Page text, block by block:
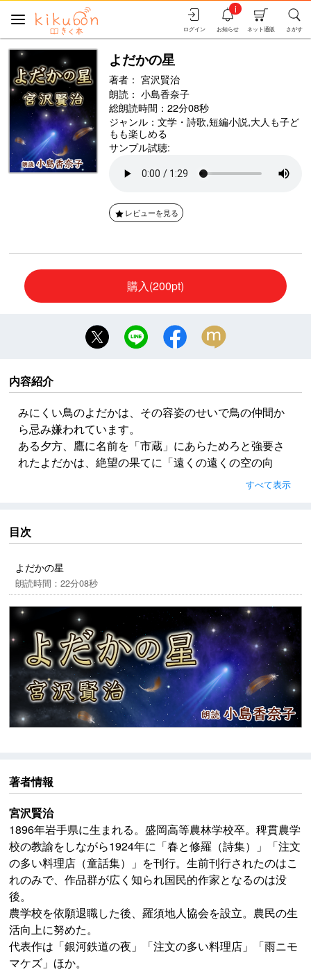
さがす
ネット通販
お知らせ
i
ログイン
よだかの星
著者： 宮沢賢治
朗読： 小島香奈子
総朗読時間：22分08秒
ジャンル： 文学・詩歌,短編小説,大人も子ど
もも楽しめる
サンプル試聴:
レビューを見る
購入(200pt)
内容紹介
みにくい鳥のよだかは、その容姿のせいで鳥の仲間か
ら忌み嫌われています。
ある夕方、鷹に名前を「市蔵」にあらためろと強要さ
れたよだかは、絶望の果てに「遠くの遠くの空の向
すべて表示
目次
よだかの星
朗読時間：22分08秒
著者情報
宮沢賢治
1896年岩手県に生まれる。盛岡高等農林学校卒。稗貫農学
校の教諭をしながら1924年に「春と修羅（詩集）」「注文
の多い料理店（童話集）」を刊行。生前刊行されたのはこ
れのみで、作品群が広く知られ国民的作家となるのは没
後。
農学校を依願退職した後、羅須地人協会を設立。農民の生
活向上に努めた。
代表作は「銀河鉄道の夜」「注文の多い料理店」「雨ニモ
マケズ」ほか。